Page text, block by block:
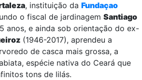
, instituição da Fundaçao
o fiscal de jardinagem Santiago
anos, e ainda sob orientação do ex-
(1946-2017), aprendeu a
de casca mais grossa, a
espécie nativa do Ceará que
tons de lilás.